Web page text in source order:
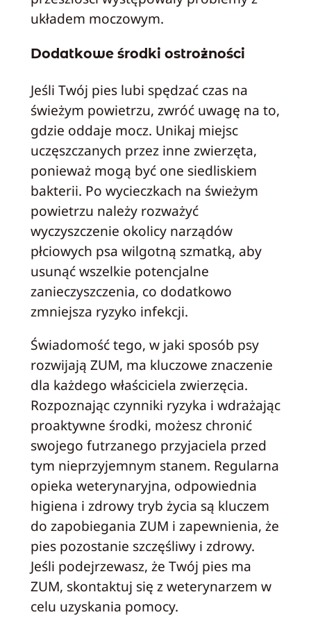
układem moczowym.
Dodatkowe środki ostrożności
Jeśli Twój pies lubi spędzać czas na
świeżym powietrzu, zwróć uwagę na to,
gdzie oddaje mocz. Unikaj miejsc
uczęszczanych przez inne zwierzęta,
ponieważ mogą być one siedliskiem
bakterii. Po wycieczkach na świeżym
powietrzu należy rozważyć
wyczyszczenie okolicy narządów
płciowych psa wilgotną szmatką, aby
usunąć wszelkie potencjalne
zanieczyszczenia, co dodatkowo
zmniejsza ryzyko infekcji.
Świadomość tego, w jaki sposób psy
rozwijają ZUM, ma kluczowe znaczenie
dla każdego właściciela zwierzęcia.
Rozpoznając czynniki ryzyka i wdrażając
proaktywne środki, możesz chronić
swojego futrzanego przyjaciela przed
tym nieprzyjemnym stanem. Regularna
opieka weterynaryjna, odpowiednia
higiena i zdrowy tryb życia są kluczem
do zapobiegania ZUM i zapewnienia, że
pies pozostanie szczęśliwy i zdrowy.
Jeśli podejrzewasz, że Twój pies ma
ZUM, skontaktuj się z weterynarzem w
celu uzyskania pomocy.